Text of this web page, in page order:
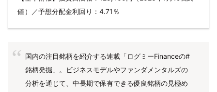
値）／予想分配金利回り：4.71％
国内の注目銘柄を紹介する連載「ログミーFinanceの#
銘柄発掘」。ビジネスモデルやファンダメンタルズの
分析を通じて、中長期で保有できる優良銘柄の見極め